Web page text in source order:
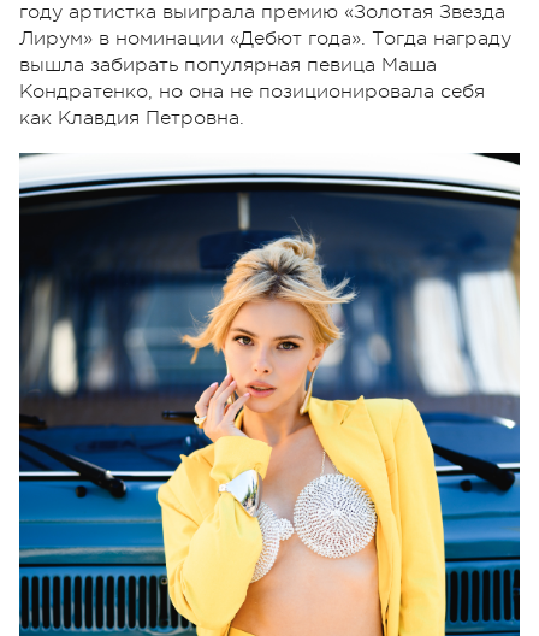
году артистка выиграла премию «Золотая Звезда
Лирум» в номинации «Дебют года». Тогда награду
вышла забирать популярная певица Маша
Кондратенко, но она не позиционировала себя
как Клавдия Петровна.